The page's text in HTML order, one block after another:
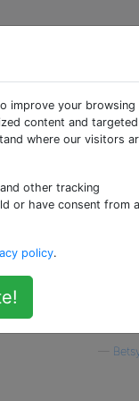
Research"
die ich nicht
improve your browsing
content and targeted
where our visitors
other tracking
or have consent from a
policy.